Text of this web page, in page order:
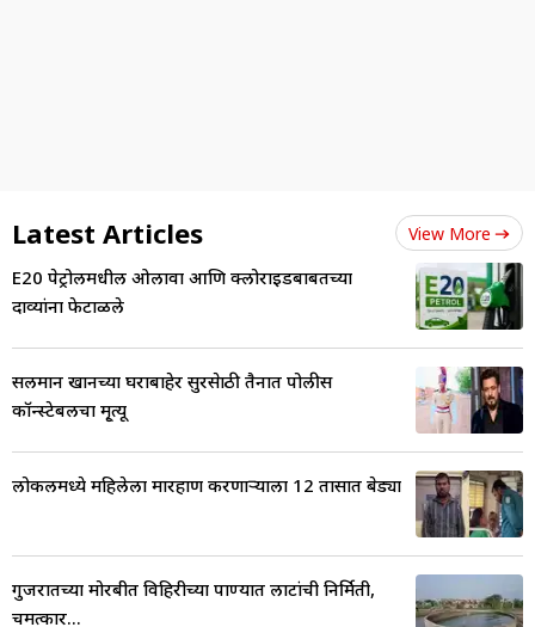
Latest Articles View More
E20 पेट्रोलमधील ओलावा आणि क्लोराइडबाबतच्या
दाव्यांना फेटाळले
सलमान खानच्या घराबाहेर सुरक्षेसाठी तैनात पोलीस
कॉन्स्टेबलचा मृ्त्यू
लोकलमध्ये महिलेला मारहाण करणाऱ्याला 12 तासात बेड्या
गुजरातच्या मोरबीत विहिरीच्या पाण्यात लाटांची निर्मिती,
चमत्कार...